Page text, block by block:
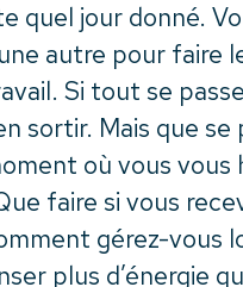
quel jour donné.
autre pour faire
Si tout se
sortir. Mais que
où vous
faire si vous
gérez-vous
plus d’énergie